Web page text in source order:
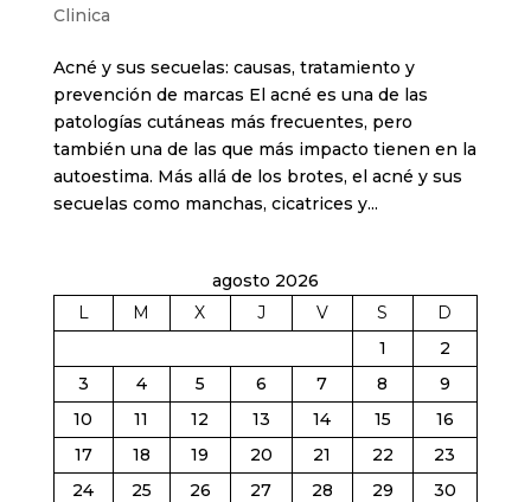
Clinica
Acné y sus secuelas: causas, tratamiento y
prevención de marcas El acné es una de las
patologías cutáneas más frecuentes, pero
también una de las que más impacto tienen en la
autoestima. Más allá de los brotes, el acné y sus
secuelas como manchas, cicatrices y...
agosto 2026
L
M X J V S
D
1
2
3
4 5 6 7 8
9
10
11 12 13 14 15
16
17
18 19 20 21 22
23
24
25 26 27 28 29
30